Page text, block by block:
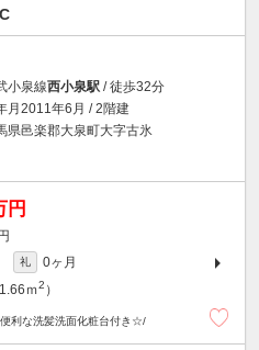
小泉線西小泉駅 / 徒歩32分
月2011年6月 / 2階建
県邑楽郡大泉町大字古氷
円
礼
0ヶ月
ｍ2 ）
利な洗髪洗面化粧台付き☆/